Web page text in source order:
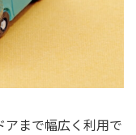
まで幅広く利用で